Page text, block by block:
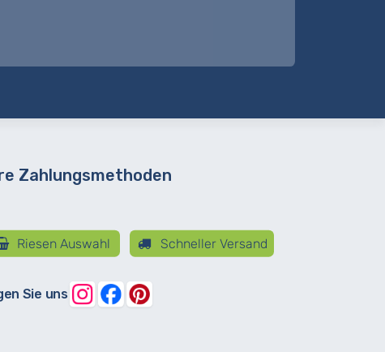
Zahlungsmethoden
Riesen Auswahl Schneller Versand
Sie uns